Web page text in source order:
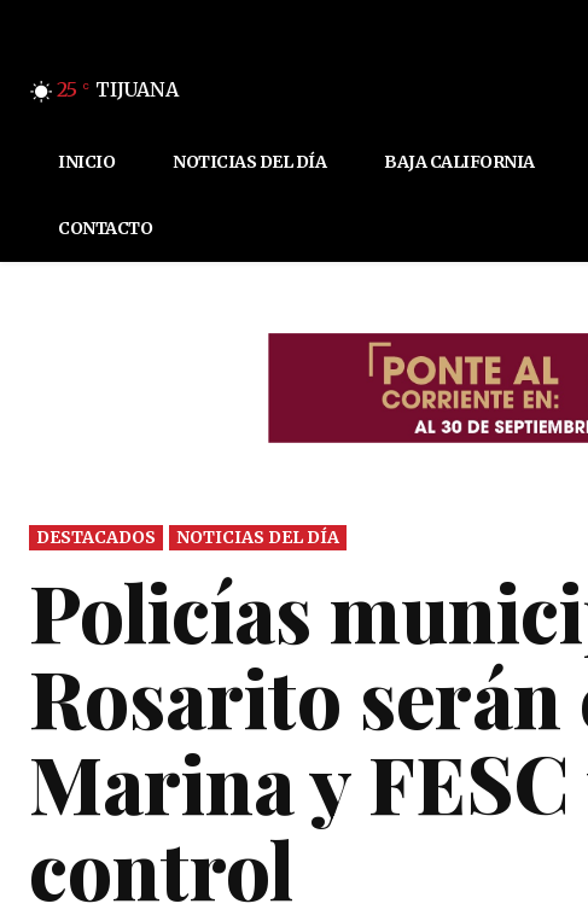
25 C TIJUANA
INICIO NOTICIAS DEL DÍA BAJA CALIFORNIA
CONTACTO
DESTACADOS NOTICIAS DEL DÍA
Policías
Rosarito serán
Marina y
control